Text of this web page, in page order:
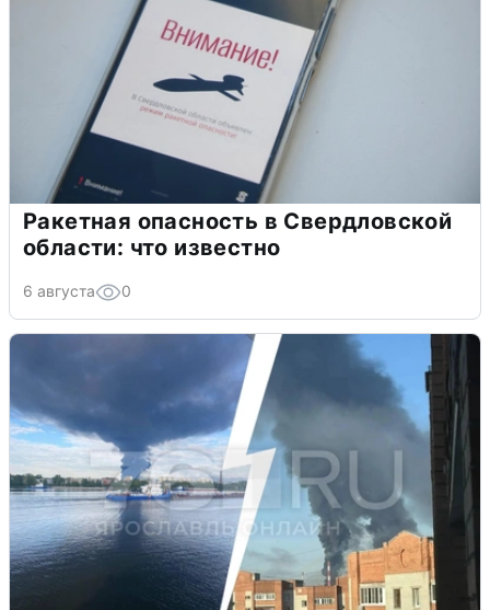
Ракетная опасность в Свердловской
области: что известно
6 августа 0